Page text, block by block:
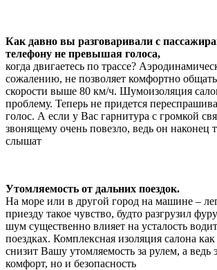
Как давно вы разговаривали с
телефону не превышая голоса,
когда двигаетесь по трассе?
сожалению, не позволяет комфортно
скорости выше 80 км/ч. Шумоизоляция
проблему. Теперь не придется
голос. А если у Вас гарнитура с громкой
звонящему очень повезло, ведь он наконец
слышат
Утомляемость от дальних поездок.
На море или в другой город на машине –
приезду такое чувство, будто разгрузил
шум существенно влияет на усталость
поездках. Комплексная изоляция салона
снизит Вашу утомляемость за рулем, а ведь
комфорт, но и безопасность